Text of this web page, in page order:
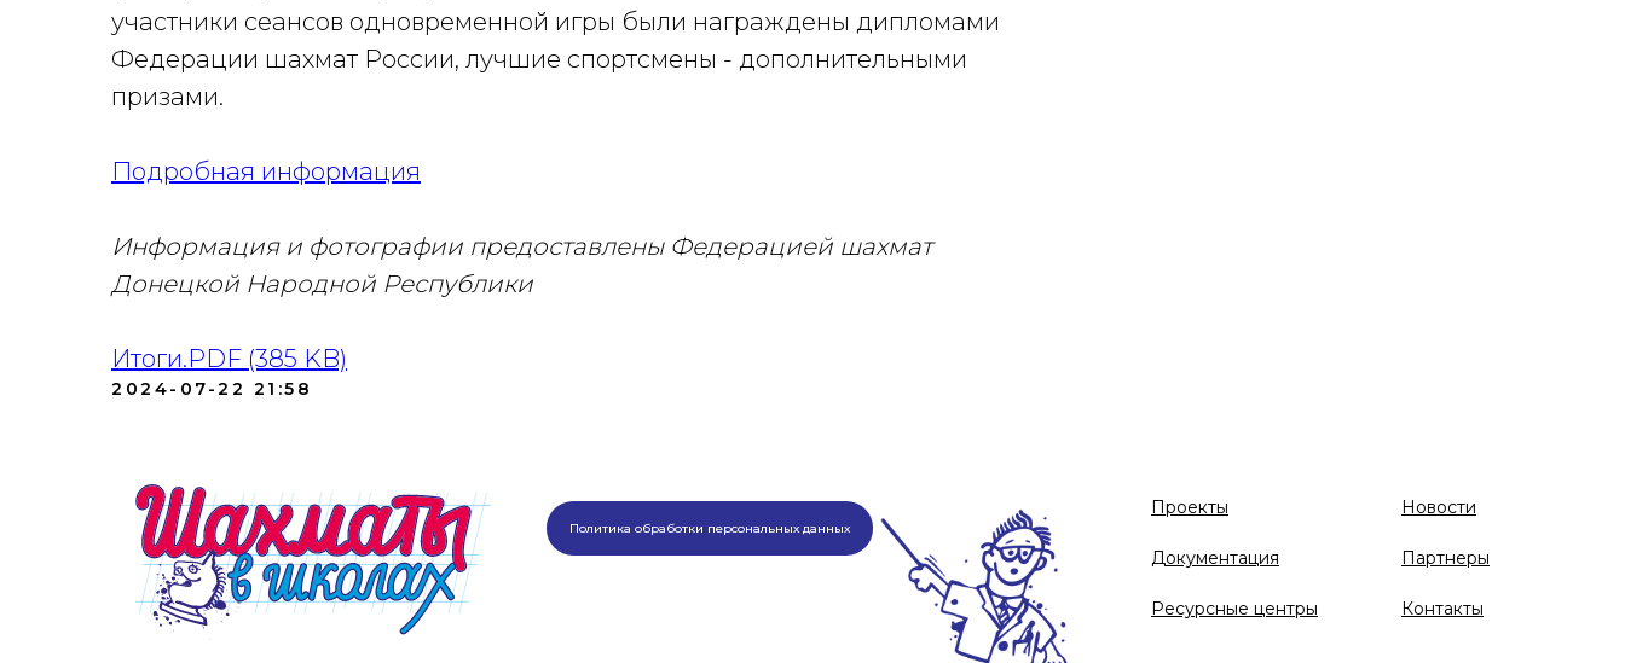
участники сеансов одновременной игры были награждены дипломами
Федерации шахмат России, лучшие спортсмены - дополнительными
призами.
Подробная информация
Информация и фотографии предоставлены Федерацией шахмат
Донецкой Народной Республики
Итоги.PDF (385 KB)
2024-07-22 21:58
Проекты
Документация
Ресурсные центры
Новости
Партнеры
Контакты
Политика обработки персональных данных